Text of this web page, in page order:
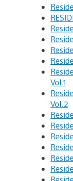
Vol.1
Vol.2